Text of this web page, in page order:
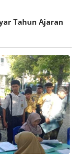
Tahun Ajaran